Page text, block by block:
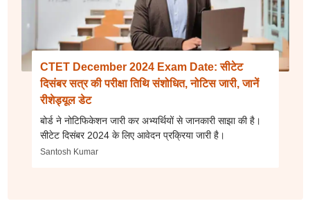
CTET December 2024 Exam Date: सीटेट
दिसंबर सत्र की परीक्षा तिथि संशोधित, नोटिस जारी, जानें
रीशेड्यूल डेट
बोर्ड ने नोटिफिकेशन जारी कर अभ्यर्थियों से जानकारी साझा की है।
सीटेट दिसंबर 2024 के लिए आवेदन प्रक्रिया जारी है।
Santosh Kumar